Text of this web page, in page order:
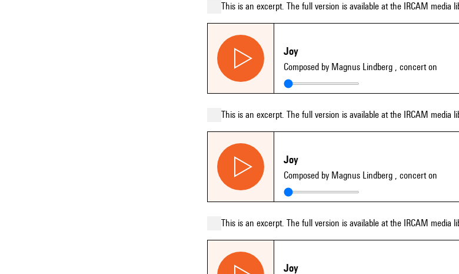
This is an excerpt. The full version is available at the IRCAM media
Joy
Composed by Magnus Lindberg , concert on
This is an excerpt. The full version is available at the IRCAM media
Joy
Composed by Magnus Lindberg , concert on
This is an excerpt. The full version is available at the IRCAM media
Joy